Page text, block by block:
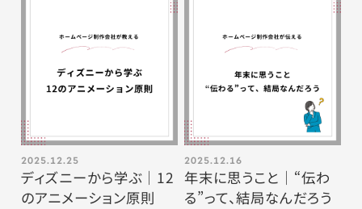
2025.12.25
ディズニーから学ぶ｜12
のアニメーション原則
2025.12.16
年末に思うこと｜“伝わ
る”って、結局なんだろう